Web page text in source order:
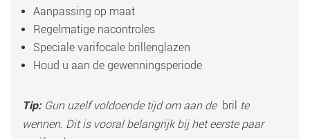
Aanpassing op maat
Regelmatige nacontroles
Speciale varifocale brillenglazen
Houd u aan de gewenningsperiode
Tip: Gun uzelf voldoende tijd om aan de bril te
wennen. Dit is vooral belangrijk bij het eerste paar